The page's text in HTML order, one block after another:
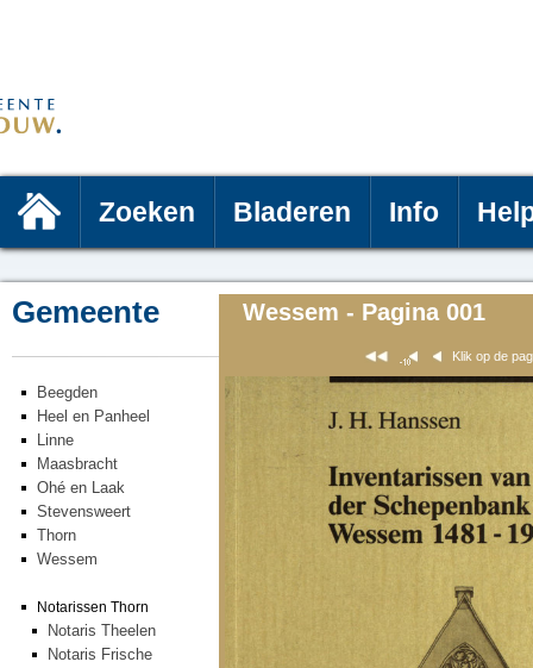
Zoeken Bladeren Info
Gemeente
Beegden
Heel en Panheel
Linne
Maasbracht
Ohé en Laak
Stevensweert
Thorn
Wessem
Notarissen Thorn
Notaris Theelen
Notaris Frische
Wessem - Pagina 001
Klik op de